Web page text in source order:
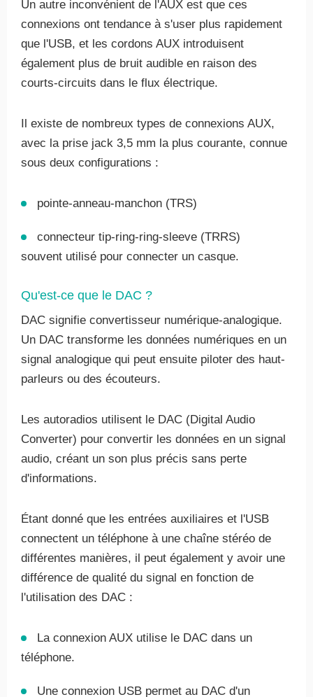
Un autre inconvénient de l'AUX est que ces
connexions ont tendance à s'user plus rapidement
que l'USB, et les cordons AUX introduisent
également plus de bruit audible en raison des
courts-circuits dans le flux électrique.
Il existe de nombreux types de connexions AUX,
avec la prise jack 3,5 mm la plus courante, connue
sous deux configurations :
pointe-anneau-manchon (TRS)
connecteur tip-ring-ring-sleeve (TRRS)
souvent utilisé pour connecter un casque.
Qu'est-ce que le DAC ?
DAC signifie convertisseur numérique-analogique.
Un DAC transforme les données numériques en un
signal analogique qui peut ensuite piloter des haut-
parleurs ou des écouteurs.
Les autoradios utilisent le DAC (Digital Audio
Converter) pour convertir les données en un signal
audio, créant un son plus précis sans perte
d'informations.
Étant donné que les entrées auxiliaires et l'USB
connectent un téléphone à une chaîne stéréo de
différentes manières, il peut également y avoir une
différence de qualité du signal en fonction de
l'utilisation des DAC :
La connexion AUX utilise le DAC dans un
téléphone.
Une connexion USB permet au DAC d'un